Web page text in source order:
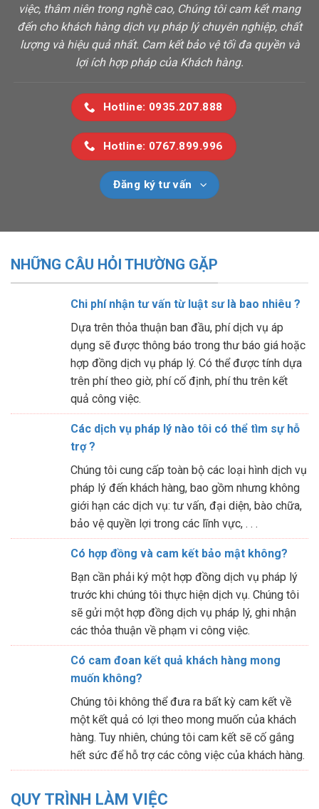
việc, thâm niên trong nghề cao, Chúng tôi cam kết mang
đến cho khách hàng dịch vụ pháp lý chuyên nghiệp, chất
lượng và hiệu quả nhất. Cam kết bảo vệ tối đa quyền và
lợi ích hợp pháp của Khách hàng.
Hotline: 0935.207.888
Hotline: 0767.899.996
Đăng ký tư vấn
NHỮNG CÂU HỎI THƯỜNG GẶP
Chi phí nhận tư vấn từ luật sư là bao nhiêu ?
Dựa trên thỏa thuận ban đầu, phí dịch vụ áp
dụng sẽ được thông báo trong thư báo giá hoặc
hợp đồng dịch vụ pháp lý. Có thể được tính dựa
trên phí theo giờ, phí cố định, phí thu trên kết
quả công việc.
Các dịch vụ pháp lý nào tôi có thể tìm sự hỗ
trợ ?
Chúng tôi cung cấp toàn bộ các loại hình dịch vụ
pháp lý đến khách hàng, bao gồm nhưng không
giới hạn các dịch vụ: tư vấn, đại diện, bào chữa,
bảo vệ quyền lợi trong các lĩnh vực, . . .
Có hợp đồng và cam kết bảo mật không?
Bạn cần phải ký một hợp đồng dịch vụ pháp lý
trước khi chúng tôi thực hiện dịch vụ. Chúng tôi
sẽ gửi một hợp đồng dịch vụ pháp lý, ghi nhận
các thỏa thuận về phạm vi công việc.
Có cam đoan kết quả khách hàng mong
muốn không?
Chúng tôi không thể đưa ra bất kỳ cam kết về
một kết quả có lợi theo mong muốn của khách
hàng. Tuy nhiên, chúng tôi cam kết sẽ cố gắng
hết sức để hỗ trợ các công việc của khách hàng.
QUY TRÌNH LÀM VIỆC